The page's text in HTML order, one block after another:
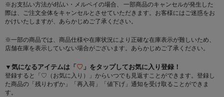
※お支払い方法がd払い・メルペイの場合、 一部商品のキャンセルが発生した
際は、ご注文全体をキャンセルとさせていただきます。お客様にはご迷惑をお
かけいたしますが、あらかじめご了承ください。
※一部の商品では、商品仕様や在庫状況により正確な在庫表示が難しいため、
店舗在庫を表示していない場合がございます。あらかじめご了承ください。
▼気になるアイテムは「♡ 」をタップしてお気に入り登録！
登録すると「♡（お気に入り）」からいつでも見返すことができます。登録し
た商品の「残りわずか」「再入荷」「値下げ」通知を受け取ることができま
す。